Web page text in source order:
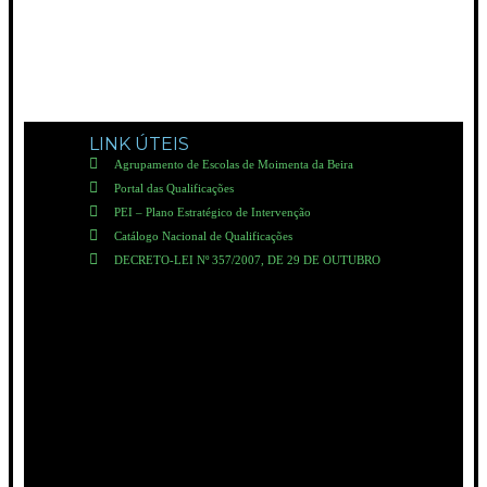
LINK ÚTEIS
Agrupamento de Escolas de Moimenta da Beira
Portal das Qualificações
PEI – Plano Estratégico de Intervenção
Catálogo Nacional de Qualificações
DECRETO-LEI Nº 357/2007, DE 29 DE OUTUBRO